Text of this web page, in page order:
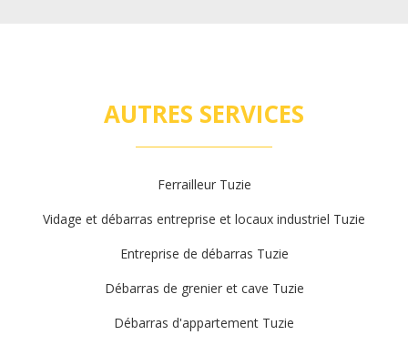
AUTRES SERVICES
Ferrailleur Tuzie
Vidage et débarras entreprise et locaux industriel Tuzie
Entreprise de débarras Tuzie
Débarras de grenier et cave Tuzie
Débarras d'appartement Tuzie